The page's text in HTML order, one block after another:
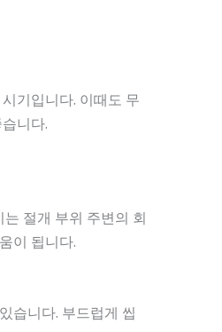
기입니다. 이때도 무
니다.
절개 부위 주변의 회
이 됩니다.
습니다. 부드럽게 씹